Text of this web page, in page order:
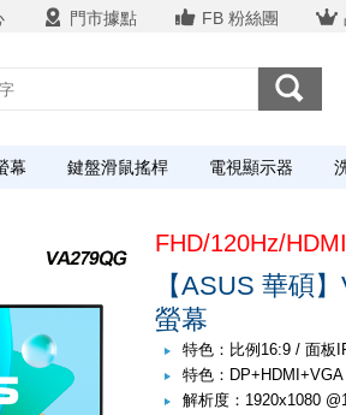
門市據點 FB 粉絲團
幕 鍵盤滑鼠搖桿 電視顯示器
FHD/120Hz/
【ASUS 華碩
螢幕
特色：比例16:9 / 面板
特色：DP+HDMI+VGA
解析度：1920x1080